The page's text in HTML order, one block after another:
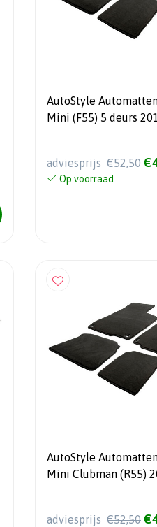
AutoStyle
Mini (F55) 5 deurs
adviesprijs €52,50
Op voorraad
AutoStyle
Mini Clubman (R55)
adviesprijs €52,50